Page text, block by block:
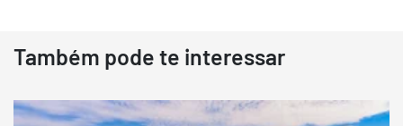
Também pode te interessar